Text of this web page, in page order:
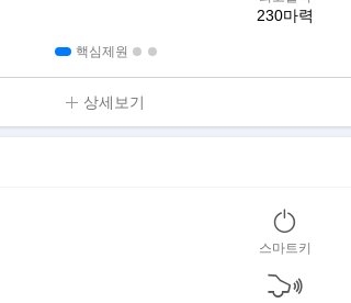
230마력
핵심제원
상세보기
스마트키